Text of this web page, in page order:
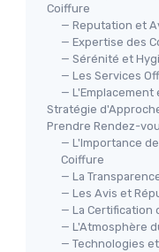
Coiffure
— Reputation et
— Expertise des
— Sérénité et
— Les Services
— L'Emplacement
Stratégie
Prendre Rendez-
— L'Importance
Coiffure
— La
— Les Avis et
— La Certification
— L'Atmosphère
— Technologies